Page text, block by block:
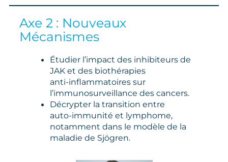
Axe 2 : Nouveaux
Mécanismes
Étudier l’impact des inhibiteurs de
JAK et des biothérapies
anti‑inflammatoires sur
l’immunosurveillance des cancers.
Décrypter la transition entre
auto‑immunité et lymphome,
notamment dans le modèle de la
maladie de Sjögren.